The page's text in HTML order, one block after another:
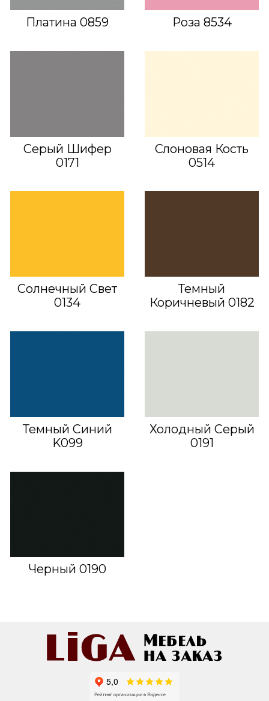
Платина 0859 Роза 8534
Серый Шифер
0171
Слоновая Кость
0514
Солнечный Свет
0134
Темный
Коричневый 0182
Темный Синий
K099
Холодный Серый
0191
Черный 0190